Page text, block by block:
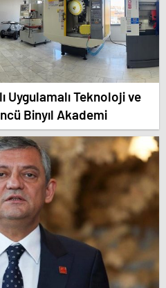
Uygulamalı Teknoloji ve
Binyıl Akademi